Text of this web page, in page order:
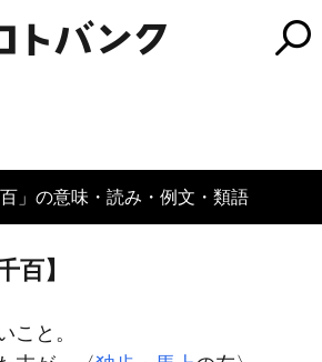
百」の意味・読み・例文・類語
百】
こと。